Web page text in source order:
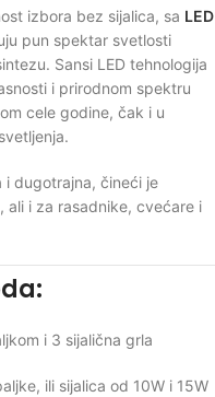
izbora bez sijalica, sa LED
pun spektar svetlosti
Sansi LED tehnologija
i prirodnom spektru
cele godine, čak i u
i dugotrajna, čineći je
ali i za rasadnike, cvećare i
i 3 sijalična grla
ili sijalica od 10W i 15W